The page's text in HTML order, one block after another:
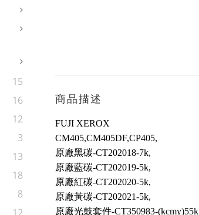
15
16
12
3
13
18
8
商品描述
FUJI XEROX
CM405,CM405DF,CP405,
原廠黑碳-CT202018-7k,
原廠藍碳-CT202019-5k,
原廠紅碳-CT202020-5k,
原廠黃碳-CT202021-5k,
原廠光鼓套件-CT350983-(kcmy)55k